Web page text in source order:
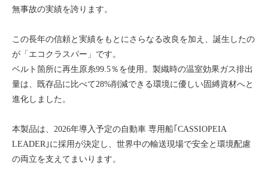
無事故の実績を誇ります。
この長年の信頼と実績をもとにさらなる改良を加え、誕生したの
が「エコクラスパー」です。
ベルト箇所に再生原糸99.5％を使用。製織時の温室効果ガス排出
量は、既存品に比べて28%削減できる環境に優しい固縛資材へと
進化しました。
本製品は、2026年導入予定の自動車 専用船｢CASSIOPEIA
LEADER｣に採用が決定し、世界中の輸送現場で安全と環境配慮
の両立を支えてまいります。